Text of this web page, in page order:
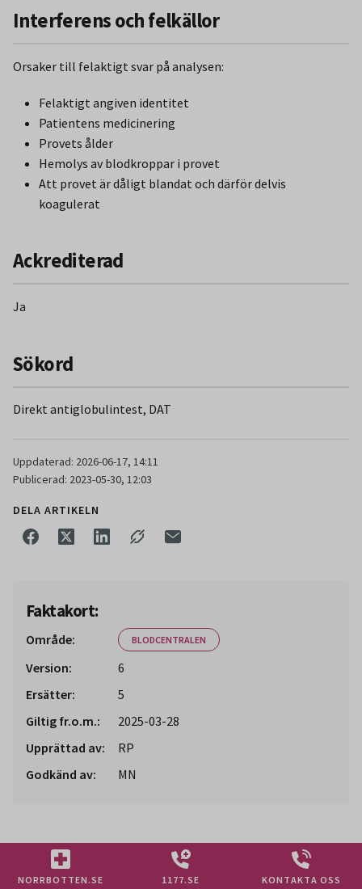
Interferens och felkällor
Orsaker till felaktigt svar på analysen:
Felaktigt angiven identitet
Patientens medicinering
Provets ålder
Hemolys av blodkroppar i provet
Att provet är dåligt blandat och därför delvis
koagulerat
Ackrediterad
Ja
Sökord
Direkt antiglobulintest, DAT
Uppdaterad: 2026-06-17, 14:11
Publicerad: 2023-05-30, 12:03
DELA ARTIKELN
Faktakort:
Område: BLODCENTRALEN
Version:
6
Ersätter:
5
Giltig fr.o.m.:
2025-03-28
Upprättad av:
RP
Godkänd av:
MN
NORRBOTTEN.SE 1177.SE KONTAKTA OSS